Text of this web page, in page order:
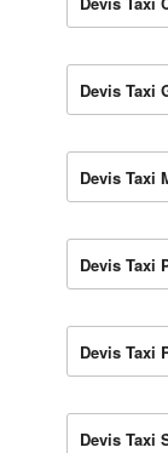
Devis Taxi
Devis Taxi
Devis Taxi
Devis Taxi
Devis Taxi